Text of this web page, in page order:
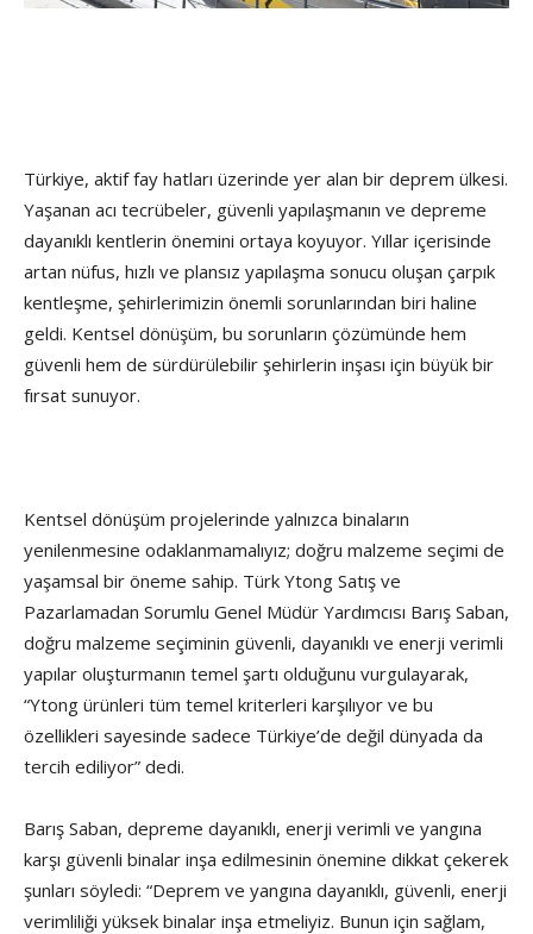
Türkiye, aktif fay hatları üzerinde yer alan bir deprem ülkesi.
Yaşanan acı tecrübeler, güvenli yapılaşmanın ve depreme
dayanıklı kentlerin önemini ortaya koyuyor. Yıllar içerisinde
artan nüfus, hızlı ve plansız yapılaşma sonucu oluşan çarpık
kentleşme, şehirlerimizin önemli sorunlarından biri haline
geldi. Kentsel dönüşüm, bu sorunların çözümünde hem
güvenli hem de sürdürülebilir şehirlerin inşası için büyük bir
fırsat sunuyor.
Kentsel dönüşüm projelerinde yalnızca binaların
yenilenmesine odaklanmamalıyız; doğru malzeme seçimi de
yaşamsal bir öneme sahip. Türk Ytong Satış ve
Pazarlamadan Sorumlu Genel Müdür Yardımcısı Barış Saban,
doğru malzeme seçiminin güvenli, dayanıklı ve enerji verimli
yapılar oluşturmanın temel şartı olduğunu vurgulayarak,
“Ytong ürünleri tüm temel kriterleri karşılıyor ve bu
özellikleri sayesinde sadece Türkiye’de değil dünyada da
tercih ediliyor” dedi.
Barış Saban, depreme dayanıklı, enerji verimli ve yangına
karşı güvenli binalar inşa edilmesinin önemine dikkat çekerek
şunları söyledi: “Deprem ve yangına dayanıklı, güvenli, enerji
verimliliği yüksek binalar inşa etmeliyiz. Bunun için sağlam,